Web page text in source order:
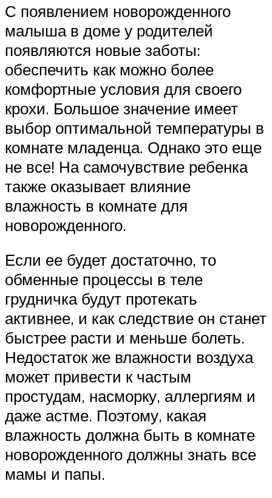
С появлением новорожденного
малыша в доме у родителей
появляются новые заботы:
обеспечить как можно более
комфортные условия для своего
крохи. Большое значение имеет
выбор оптимальной температуры в
комнате младенца. Однако это еще
не все! На самочувствие ребенка
также оказывает влияние
влажность в комнате для
новорожденного.
Если ее будет достаточно, то
обменные процессы в теле
грудничка будут протекать
активнее, и как следствие он станет
быстрее расти и меньше болеть.
Недостаток же влажности воздуха
может привести к частым
простудам, насморку, аллергиям и
даже астме. Поэтому, какая
влажность должна быть в комнате
новорожденного должны знать все
мамы и папы.